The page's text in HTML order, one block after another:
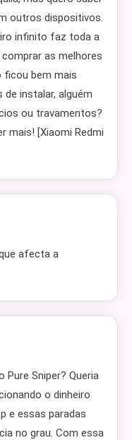
outros dispositivos.
infinito faz toda a
as melhores
ficou bem mais
de instalar, alguém
ou travamentos?
mais! [Xiaomi Redmi
afecta a
Sniper? Queria
o dinheiro
e essas paradas
no grau. Com essa